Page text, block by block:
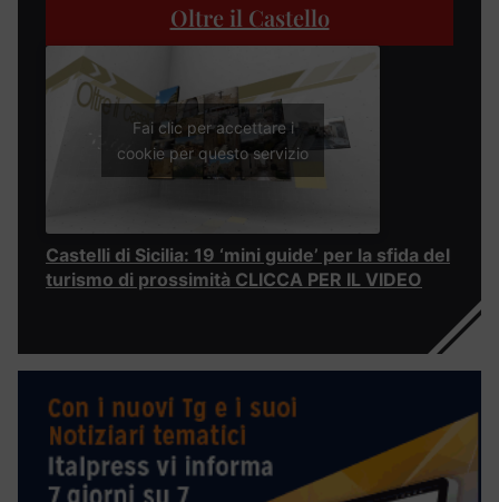
Oltre il Castello
Fai clic per accettare i
cookie per questo servizio
Castelli di Sicilia: 19 ‘mini guide’ per la sfida del
turismo di prossimità CLICCA PER IL VIDEO